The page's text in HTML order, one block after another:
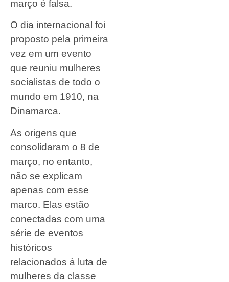
março é falsa.
O dia internacional foi
proposto pela primeira
vez em um evento
que reuniu mulheres
socialistas de todo o
mundo em 1910, na
Dinamarca.
As origens que
consolidaram o 8 de
março, no entanto,
não se explicam
apenas com esse
marco. Elas estão
conectadas com uma
série de eventos
históricos
relacionados à luta de
mulheres da classe